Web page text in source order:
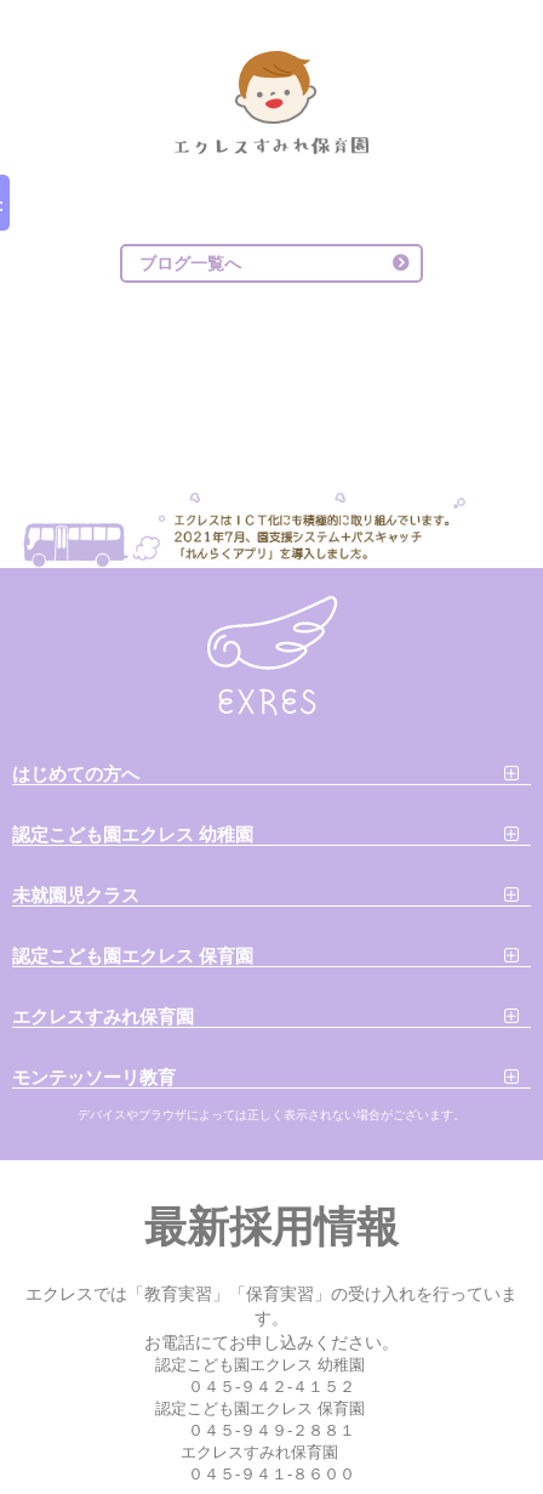
ブログ一覧へ
はじめての方へ
認定こども園エクレス 幼稚園
未就園児クラス
認定こども園エクレス 保育園
エクレスすみれ保育園
モンテッソーリ教育
デバイスやブラウザによっては正しく表示されない場合がございます。
最新採用情報
エクレスでは「教育実習」「保育実習」の受け入れを行っていま
す。
お電話にてお申し込みください。
認定こども園エクレス 幼稚園
０４５-９４２-４１５２
認定こども園エクレス 保育園
０４５-９４９-２８８１
エクレスすみれ保育園
０４５-９４１-８６００